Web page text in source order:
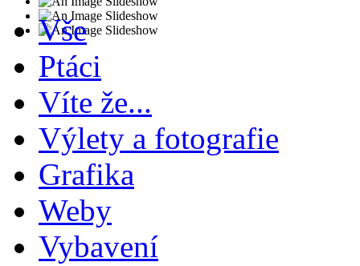
Vše
Ptáci
Víte že...
Výlety a fotografie
Grafika
Weby
Vybavení